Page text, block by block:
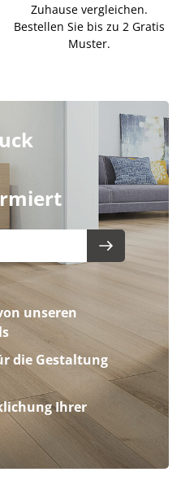
Zuhause vergleichen.
Bestellen Sie bis zu 2 Gratis
Muster.
unseren
die Gestaltung
Ihrer